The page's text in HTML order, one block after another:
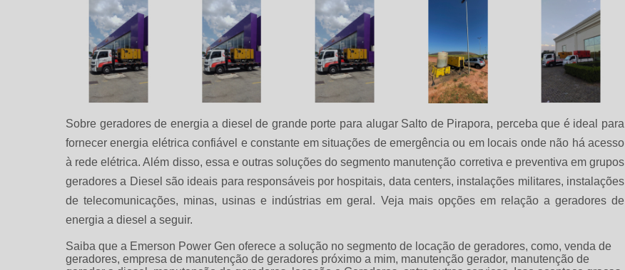
Sobre geradores de energia a diesel de grande porte para alugar Salto de Pirapora, perceba que é ideal para
fornecer energia elétrica confiável e constante em situações de emergência ou em locais onde não há acesso
à rede elétrica. Além disso, essa e outras soluções do segmento manutenção corretiva e preventiva em grupos
geradores a Diesel são ideais para responsáveis por hospitais, data centers, instalações militares, instalações
de telecomunicações, minas, usinas e indústrias em geral. Veja mais opções em relação a geradores de
energia a diesel a seguir.
Saiba que a Emerson Power Gen oferece a solução no segmento de locação de geradores, como, venda de
geradores, empresa de manutenção de geradores próximo a mim, manutenção gerador, manutenção de